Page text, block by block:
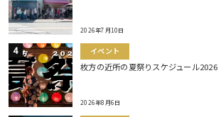
2026年7月10日
イベント
枚方の近所の夏祭りスケジュール2026
2026年8月6日